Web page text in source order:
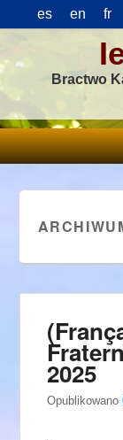
es en fr
Bractwo
2025
Opublikowano